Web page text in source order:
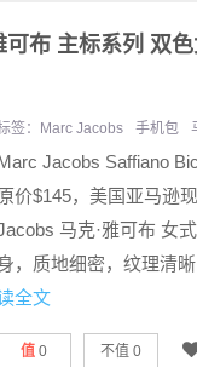
布 主标系列 双
签： Marc Jacobs 手机包
Jacobs Saffiano
价$145，美国亚马逊
马克·雅可布 女
，质地细密，纹理清
全文
值 0 不值 0